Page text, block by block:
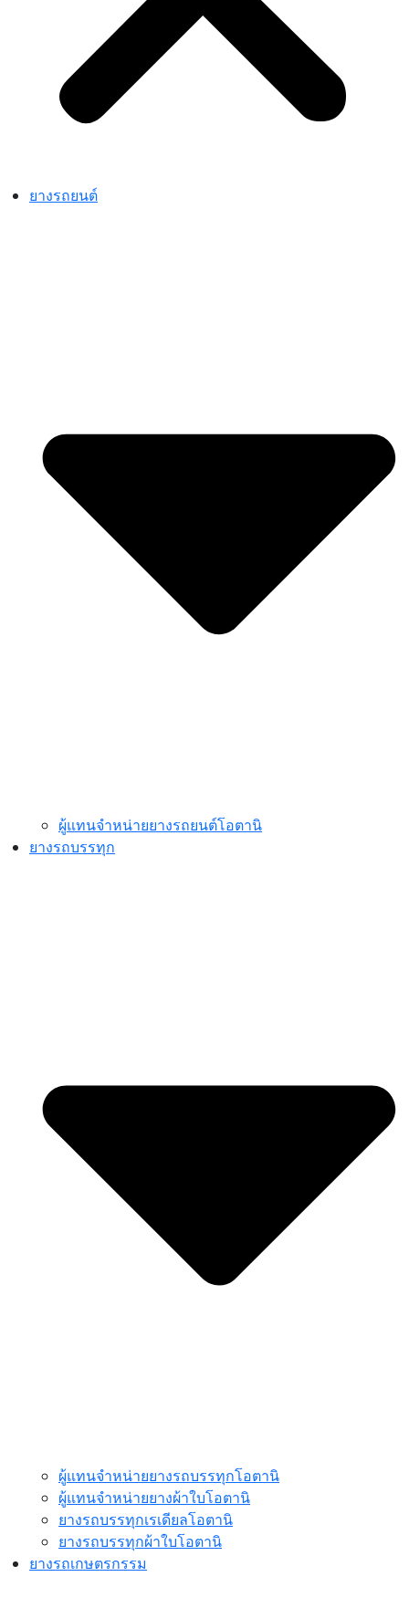
ยางรถยนต์
ผู้แทนจำหน่ายยางรถยนต์โอตานิ
ยางรถบรรทุก
ผู้แทนจำหน่ายยางรถบรรทุกโอตานิ
ผู้แทนจำหน่ายยางผ้าใบโอตานิ
ยางรถบรรทุกเรเดียลโอตานิ
ยางรถบรรทุกผ้าใบโอตานิ
ยางรถเกษตรกรรม